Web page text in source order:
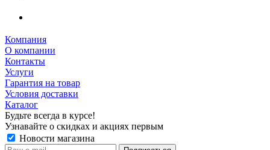
Компания
О компании
Контакты
Услуги
Гарантия на товар
Условия доставки
Каталог
Будьте всегда в курсе!
Узнавайте о скидках и акциях первым
Новости магазина